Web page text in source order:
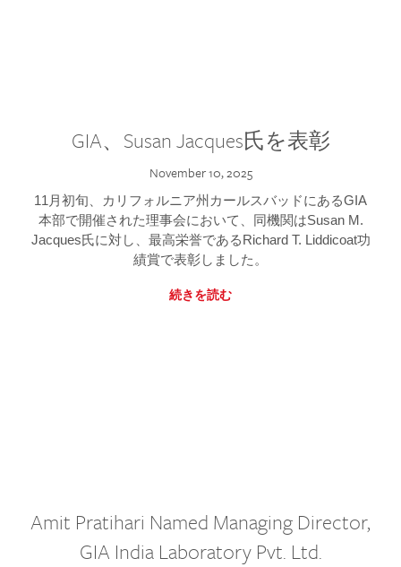
GIA、Susan Jacques氏を表彰
November 10, 2025
11月初旬、カリフォルニア州カールスバッドにあるGIA
本部で開催された理事会において、同機関はSusan M.
Jacques氏に対し、最高栄誉であるRichard T. Liddicoat功
績賞で表彰しました。
続きを読む
Amit Pratihari Named Managing Director,
GIA India Laboratory Pvt. Ltd.